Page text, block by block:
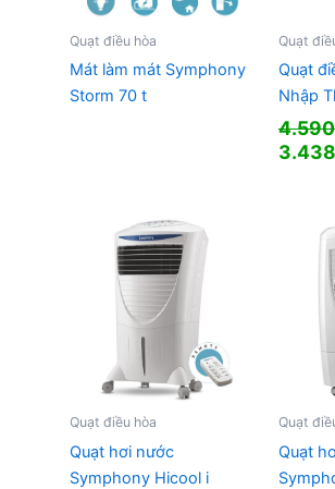
Quạt điều hòa
Mát làm mát Symphony
Storm 70 t
Quạt
Quạt
Nhập
Giá
Quạt điều hòa
Quạt hơi nước
Symphony Hicool i
Quạt
Quạt